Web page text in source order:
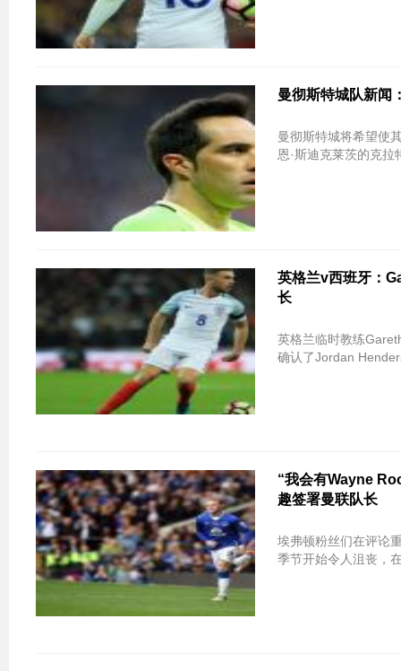
曼彻斯特城队新闻
曼彻斯特城将希望使
恩·斯迪克莱茨的克
英格兰v西班牙：
长
英格兰临时教练
确认了Jordan
“我会有Wayne
趣签署曼联队长
埃弗顿粉丝们在评论
季节开始令人沮丧，